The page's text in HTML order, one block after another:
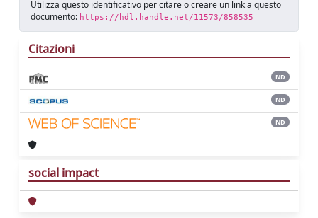
Utilizza questo identificativo per citare o creare un link a questo
documento: https://hdl.handle.net/11573/858535
Citazioni
ND
ND
ND
social impact